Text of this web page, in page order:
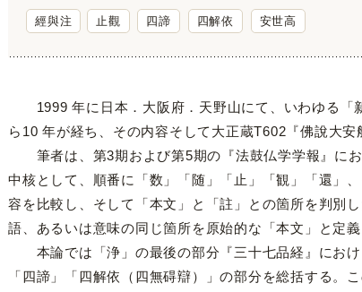
經與注 止觀 四諦 四解依 安世高
1999 年に日本．大阪府．天野山にて、いわゆる「
ら10 年が経ち、その内容そして大正蔵T602『佛說大
筆者は、第3期および第5期の『法鼓仏学学報』にお
中核として、順番に「数」「随」「止」「観」「還」
容を比較し、そして「本文」と「註」との箇所を判別
語、あるいは意味の同じ箇所を原始的な「本文」と定
本論では「浄」の最後の部分『三十七品経』におけ
「四諦」「四解依（四無碍辯）」の部分を総括する。